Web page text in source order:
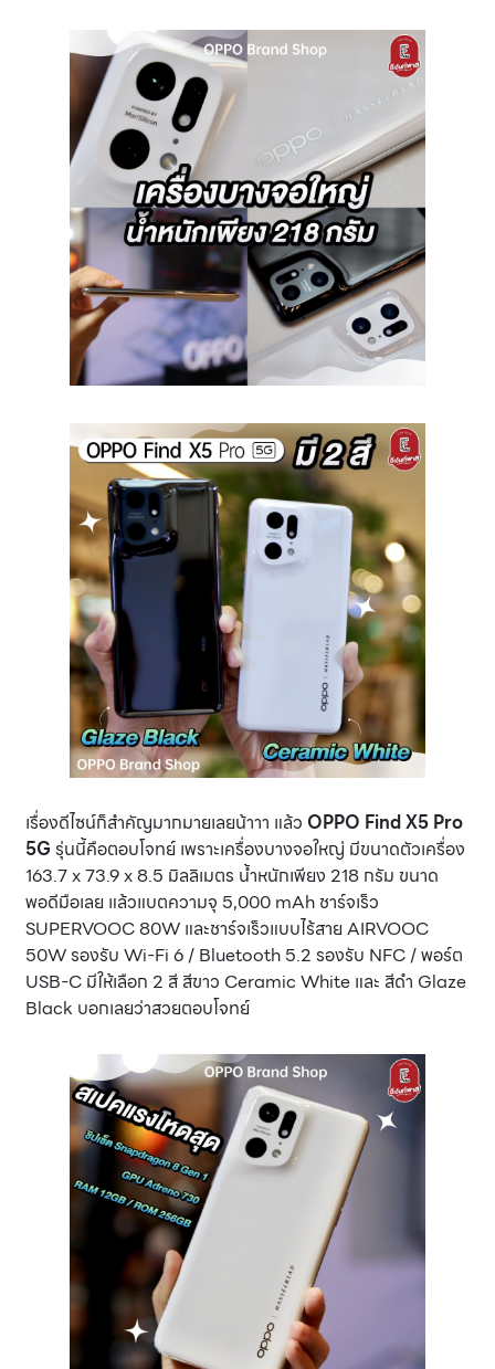
เรื่องดีไซน์ก็สำคัญมากมายเลยน้าาา แล้ว OPPO Find X5 Pro
5G รุ่นนี้คือตอบโจทย์ เพราะเครื่องบางจอใหญ่ มีขนาดตัวเครื่อง
163.7 x 73.9 x 8.5 มิลลิเมตร น้ำหนักเพียง 218 กรัม ขนาด
พอดีมือเลย แล้วแบตความจุ 5,000 mAh ชาร์จเร็ว
SUPERVOOC 80W และชาร์จเร็วแบบไร้สาย AIRVOOC
50W รองรับ Wi-Fi 6 / Bluetooth 5.2 รองรับ NFC / พอร์ต
USB-C มีให้เลือก 2 สี สีขาว Ceramic White และ สีดำ Glaze
Black บอกเลยว่าสวยตอบโจทย์